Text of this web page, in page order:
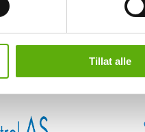
Tillat alle